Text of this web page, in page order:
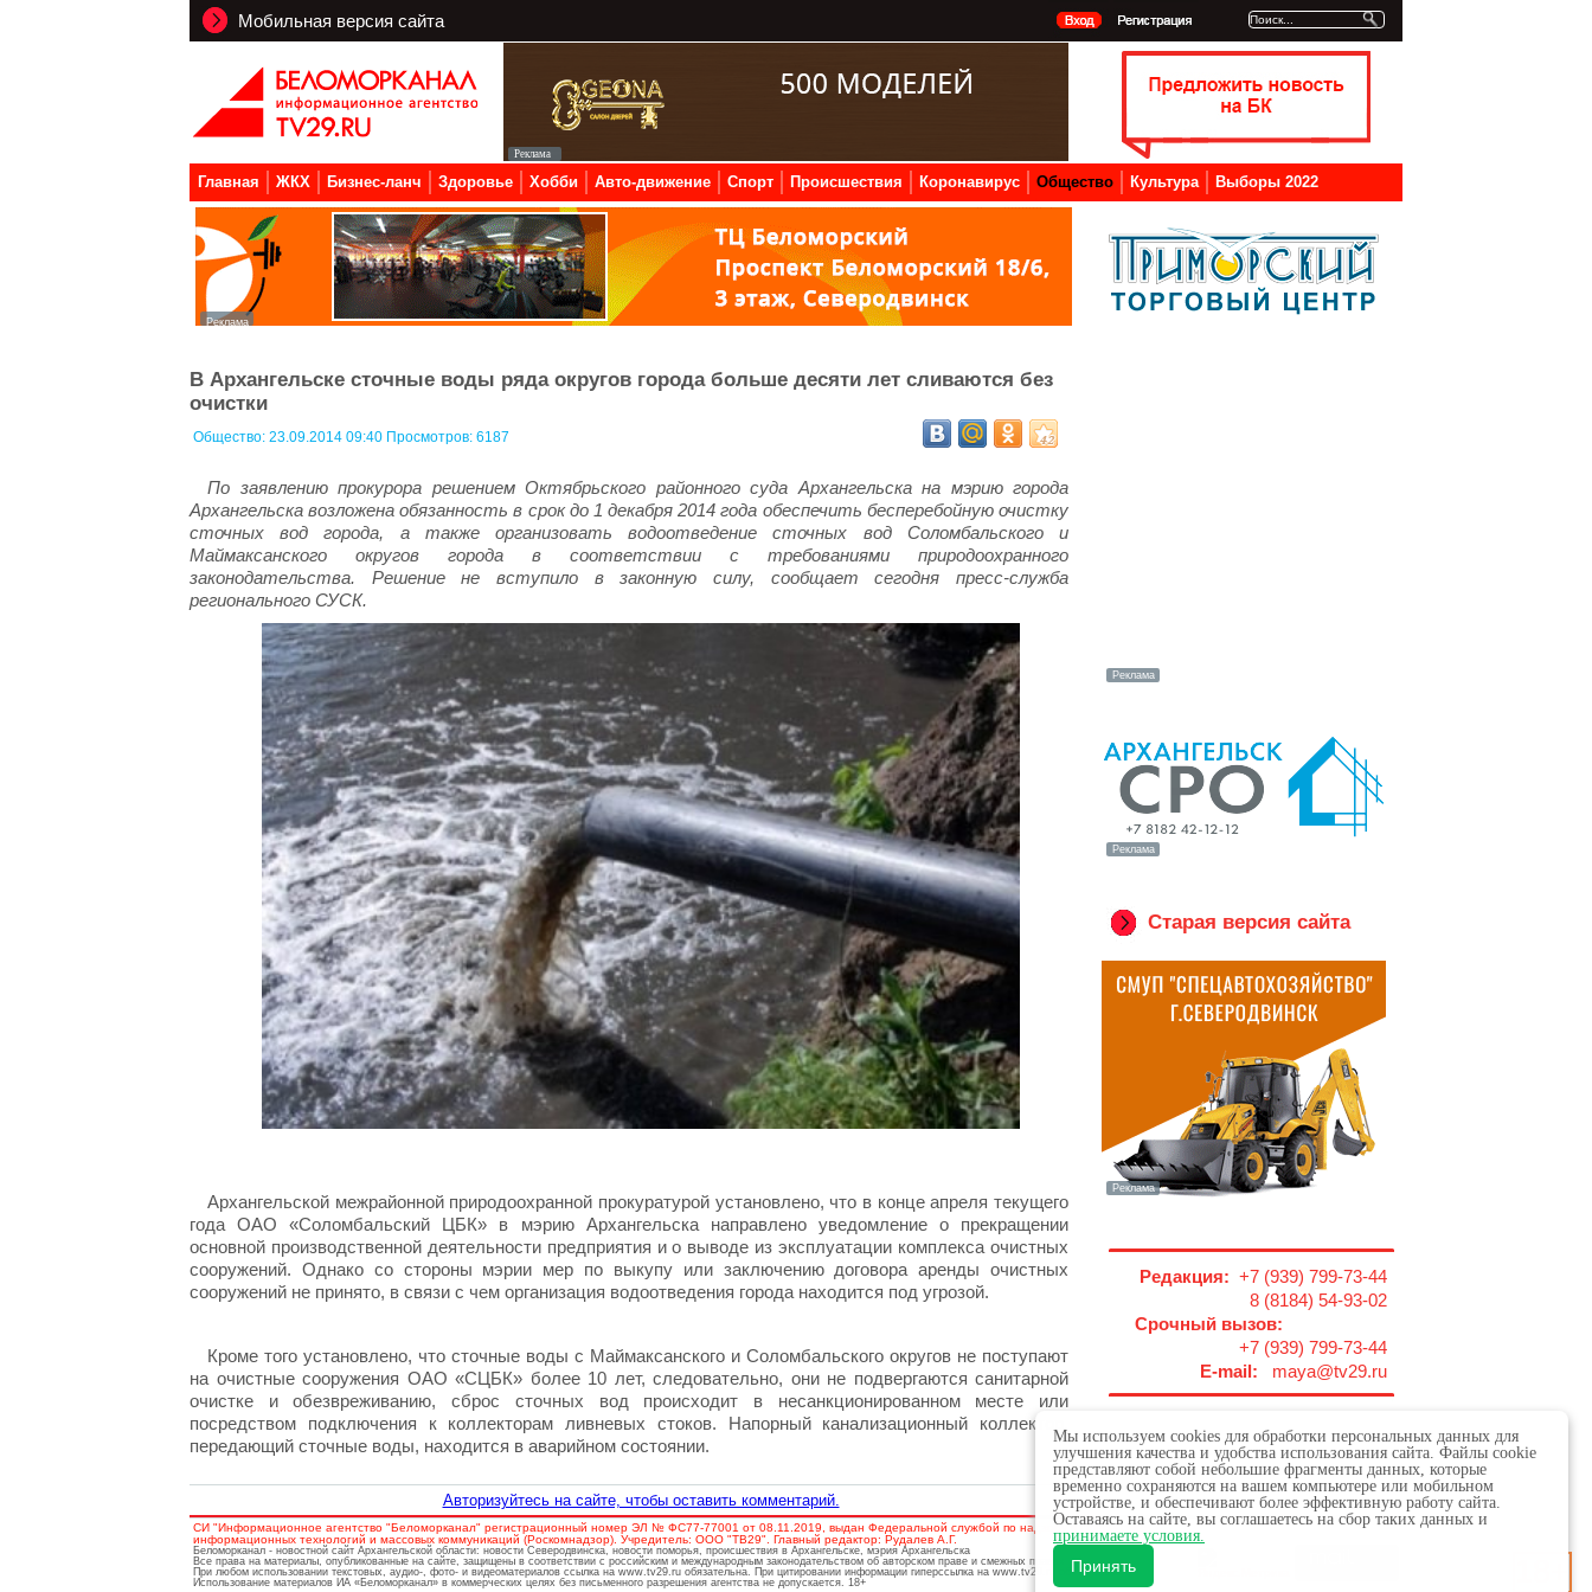
Мобильная версия сайта
Главная ЖКХ Бизнес-ланч Здоровье Хобби Авто-движение Спорт Происшествия Коронавирус Общество Культура Выборы 2022
В Архангельске сточные воды ряда округов города больше десяти лет сливаются без
очистки
Общество: 23.09.2014 09:40 Просмотров: 6187
По заявлению прокурора решением Октябрьского районного суда Архангельска на мэрию города
Архангельска возложена обязанность в срок до 1 декабря 2014 года обеспечить бесперебойную очистку
сточных вод города, а также организовать водоотведение сточных вод Соломбальского и
Маймаксанского округов города в соответствии с требованиями природоохранного
законодательства. Решение не вступило в законную силу, сообщает сегодня пресс-служба
регионального СУСК.
Архангельской межрайонной природоохранной прокуратурой установлено, что в конце апреля текущего
года ОАО «Соломбальский ЦБК» в мэрию Архангельска направлено уведомление о прекращении
основной производственной деятельности предприятия и о выводе из эксплуатации комплекса очистных
сооружений. Однако со стороны мэрии мер по выкупу или заключению договора аренды очистных
сооружений не принято, в связи с чем организация водоотведения города находится под угрозой.
Кроме того установлено, что сточные воды с Маймаксанского и Соломбальского округов не поступают
на очистные сооружения ОАО «СЦБК» более 10 лет, следовательно, они не подвергаются санитарной
очистке и обезвреживанию, сброс сточных вод происходит в несанкционированном месте или
посредством подключения к коллекторам ливневых стоков. Напорный канализационный коллектор,
передающий сточные воды, находится в аварийном состоянии.
Авторизуйтесь на сайте, чтобы оставить комментарий.
Старая версия сайта
Редакция: +7 (939) 799-73-44
8 (8184) 54-93-02
Срочный вызов:
+7 (939) 799-73-44
E-mail: maya@tv29.ru
СИ "Информационное агентство "Беломорканал" регистрационный номер ЭЛ № ФС77-77001 от 08.11.2019, выдан Федеральной службой по надзору в сфере связи,
информационных технологий и массовых коммуникаций (Роскомнадзор). Учредитель: ООО "ТВ29". Главный редактор: Рудалев А.Г.
Беломорканал - новостной сайт Архангельской области: новости Северодвинска, новости поморья, происшествия в Архангельске, мэрия Архангельска
Все права на материалы, опубликованные на сайте, защищены в соответствии с российским и международным законодательством об авторском праве и смежных правах.
При любом использовании текстовых, аудио-, фото- и видеоматериалов ссылка на www.tv29.ru обязательна. При цитировании информации гиперссылка на www.tv29.ru обязательна.
Использование материалов ИА «Беломорканал» в коммерческих целях без письменного разрешения агентства не допускается. 18+
Мы используем cookies для обработки персональных данных для
улучшения качества и удобства использования сайта. Файлы cookie
представляют собой небольшие фрагменты данных, которые
временно сохраняются на вашем компьютере или мобильном
устройстве, и обеспечивают более эффективную работу сайта.
Оставаясь на сайте, вы соглашаетесь на сбор таких данных и
принимаете условия.
Принять